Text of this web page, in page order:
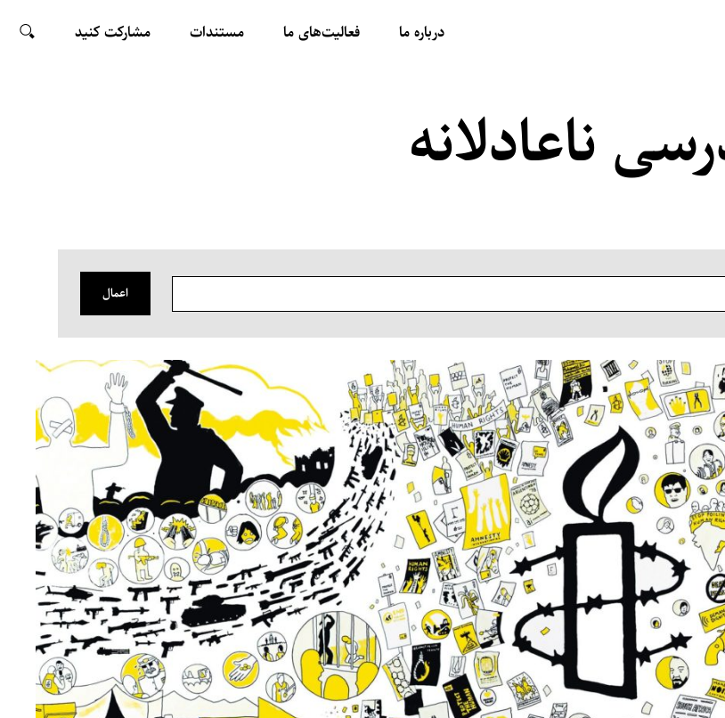
درباره ما فعالیت‌های ما مستندات مشارکت کنید
ناعادلانه
اعمال